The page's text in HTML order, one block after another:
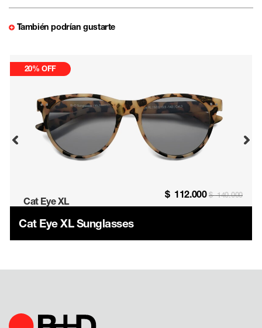
También podrían gustarte
20% OFF
Cat Eye XL
$ 112.000 $ 140.000
Cat Eye XL Sunglasses